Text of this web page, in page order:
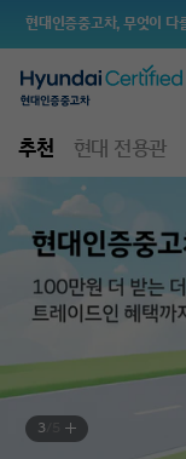
현대인증중고차, 무엇이 다
추천 현대 전용관
3